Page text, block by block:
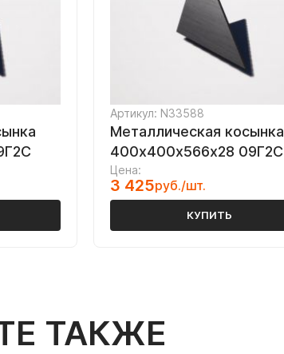
Артикул: N33588
Металлическая косынка
400х400х566х28 09Г2С
Цена:
3 425руб./шт.
КУПИТЬ
ТАКЖЕ